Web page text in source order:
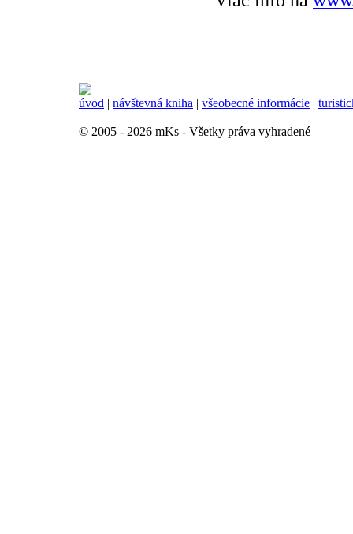
úvod | návštevná kniha | všeobecné informácie |
© 2005 - 2026 mKs - Všetky práva vyhradené